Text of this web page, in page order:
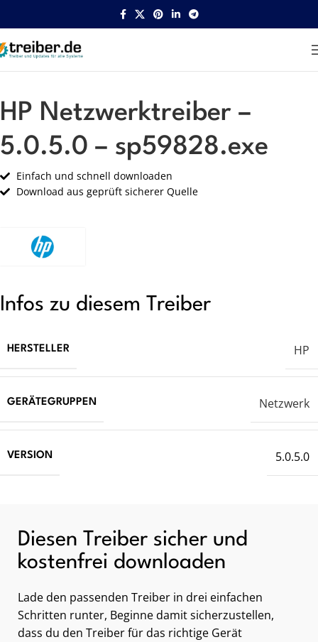
Startseite HP Netzwerk
HP Netzwerktreiber –
5.0.5.0 – sp59828.exe
Einfach und schnell downloaden
Download aus geprüft sicherer Quelle
Infos zu diesem Treiber
HERSTELLER HP
GERÄTEGRUPPEN Netzwerk
VERSION 5.0.5.0
Diesen Treiber sicher und
kostenfrei downloaden
Lade den passenden Treiber in drei einfachen
Schritten runter, Beginne damit sicherzustellen,
dass du den Treiber für das richtige Gerät